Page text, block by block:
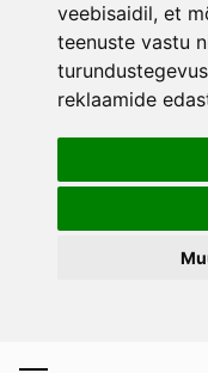
veebisaidil, et
teenuste vastu
reklaamide